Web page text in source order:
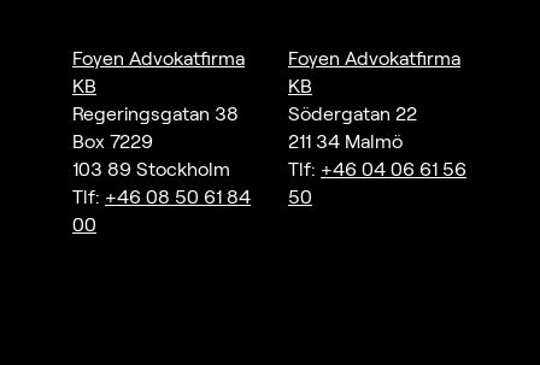
Foyen Advokatfirma
KB
Regeringsgatan 38
Box 7229
103 89 Stockholm
Tlf: +46 08 50 61 84
00
Foyen Advokatfirma
KB
Södergatan 22
211 34 Malmö
Tlf: +46 04 06 61 56
50